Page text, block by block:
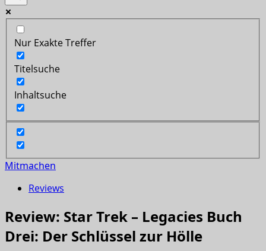
Nur Exakte Treffer
Titelsuche
Inhaltsuche
Mitmachen
Reviews
Review: Star Trek – Legacies Buch
Drei: Der Schlüssel zur Hölle